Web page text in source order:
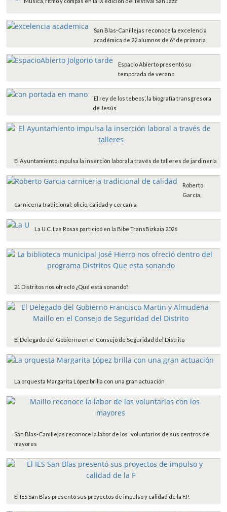
San Blas-Canillejas reconoce la excelencia
académica de 22 alumnos de 6º de primaria
Espacio Abierto presentó su
temporada de verano
‘El rey de los tebeos’, la biografía transgresora
de Jesús
El Ayuntamiento impulsa la inserción laboral a través de talleres de jardinería
Roberto
García,
carnicería tradicional: oficio, calidad y cercanía
La U.C. Las Rosas participó en la Bibe TransBizkaia 2026
21 Distritos nos ofrecIó ¿Qué está sonando?
El Delegado del Gobierno en el Consejo de Seguridad del Distrito
La orquesta Margarita López brilla con una gran actuación
San Blas-Canillejas reconoce la labor de los voluntarios de sus centros de
mayores
El IES San Blas presentó sus proyectos de impulso y calidad de la F.P.